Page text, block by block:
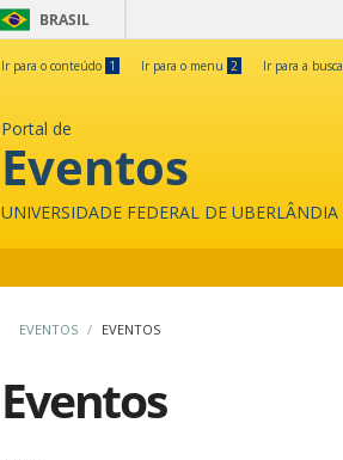
BRASIL
Ir para o conteúdo 1 Ir para o menu 2 Ir para a busca
Portal de
Eventos
UNIVERSIDADE FEDERAL DE UBERLÂNDIA
EVENTOS EVENTOS
Eventos